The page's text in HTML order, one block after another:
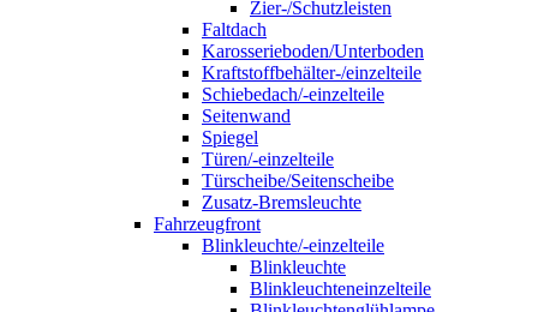
Zier-/Schutzleisten
Faltdach
Karosserieboden/Unterboden
Kraftstoffbehälter-/einzelteile
Schiebedach/-einzelteile
Seitenwand
Spiegel
Türen/-einzelteile
Türscheibe/Seitenscheibe
Zusatz-Bremsleuchte
Fahrzeugfront
Blinkleuchte/-einzelteile
Blinkleuchte
Blinkleuchteneinzelteile